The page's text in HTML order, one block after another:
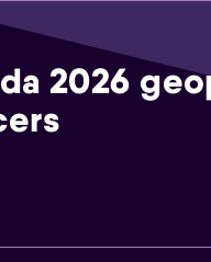
2026